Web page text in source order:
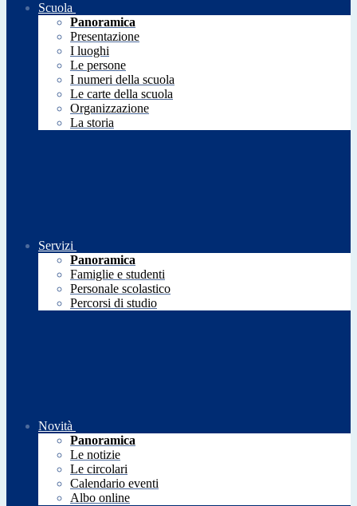
Scuola
Panoramica
Presentazione
I luoghi
Le persone
I numeri della scuola
Le carte della scuola
Organizzazione
La storia
Servizi
Panoramica
Famiglie e studenti
Personale scolastico
Percorsi di studio
Novità
Panoramica
Le notizie
Le circolari
Calendario eventi
Albo online